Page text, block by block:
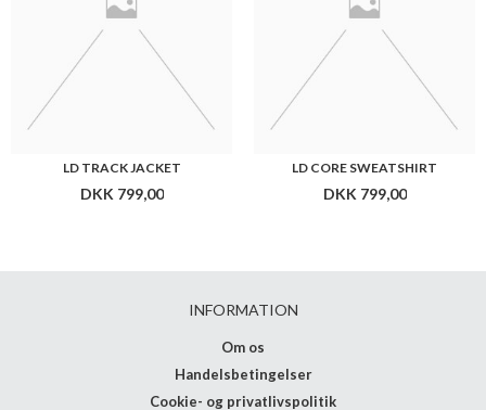
LD TRACK JACKET
DKK 799,00
LD CORE SWEATSHIRT
DKK 799,00
INFORMATION
Om os
Handelsbetingelser
Cookie- og privatlivspolitik